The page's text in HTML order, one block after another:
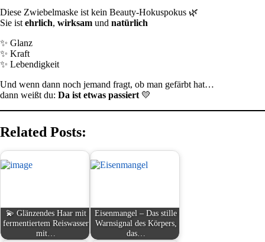
Diese Zwiebelmaske ist kein Beauty-Hokuspokus 🌿
Sie ist ehrlich, wirksam und natürlich
✨ Glanz
✨ Kraft
✨ Lebendigkeit
Und wenn dann noch jemand fragt, ob man gefärbt hat…
dann weißt du: Da ist etwas passiert 💛
Related Posts:
💫 Glänzendes Haar mit
fermentiertem Reiswasser
mit…
Eisenmangel – Das stille
Warnsignal des Körpers,
das…